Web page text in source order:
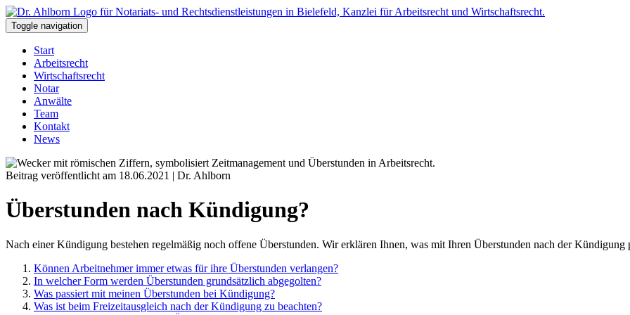
Toggle navigation
Start
Arbeitsrecht
Wirtschaftsrecht
Notar
Anwälte
Team
Kontakt
News
Beitrag veröffentlicht am 18.06.2021 | Dr. Ahlborn
Überstunden nach Kündigung?
Nach einer Kündigung bestehen regelmäßig noch offene Überstunden. Wir erklären Ihnen, was mit Ihren Überstunden nach der Kündigung
Können Arbeitnehmer immer etwas für ihre Überstunden verlangen?
In welcher Form werden Überstunden grundsätzlich abgegolten?
Was passiert mit meinen Überstunden bei Kündigung?
Was ist beim Freizeitausgleich nach der Kündigung zu beachten?